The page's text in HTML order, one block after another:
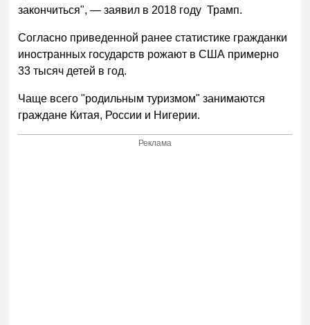
закончиться", — заявил в 2018 году Трамп.
Согласно приведенной ранее статистике гражданки
иностранных государств рожают в США примерно
33 тысяч детей в год.
Чаще всего "родильным туризмом" занимаются
граждане Китая, России и Нигерии.
Реклама